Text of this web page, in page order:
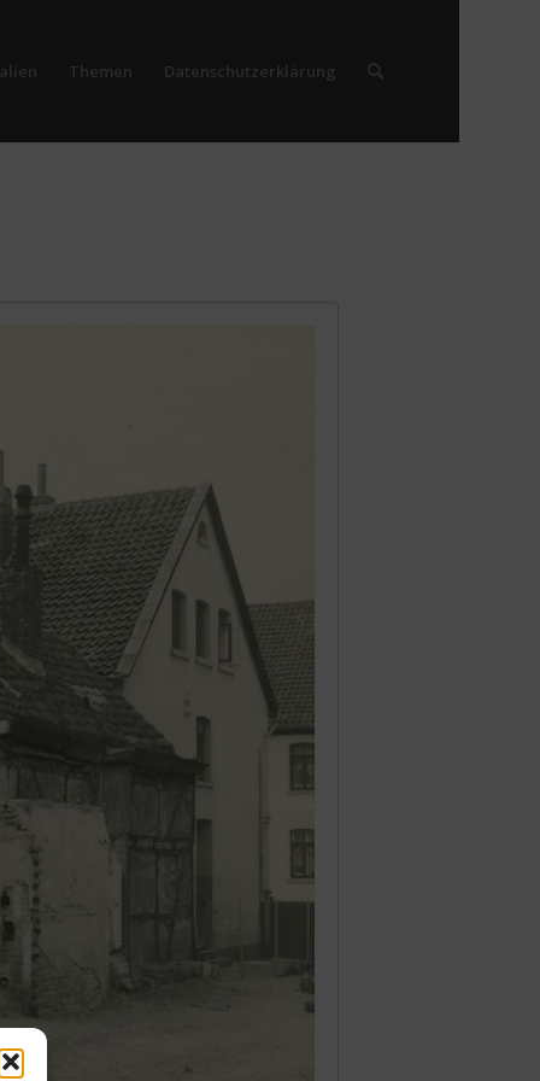
Themen Datenschutzerklärung